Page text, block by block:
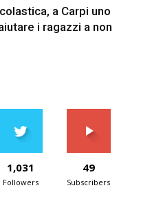
a Carpi uno
i ragazzi a non
1,031
Followers
49
Subscribers